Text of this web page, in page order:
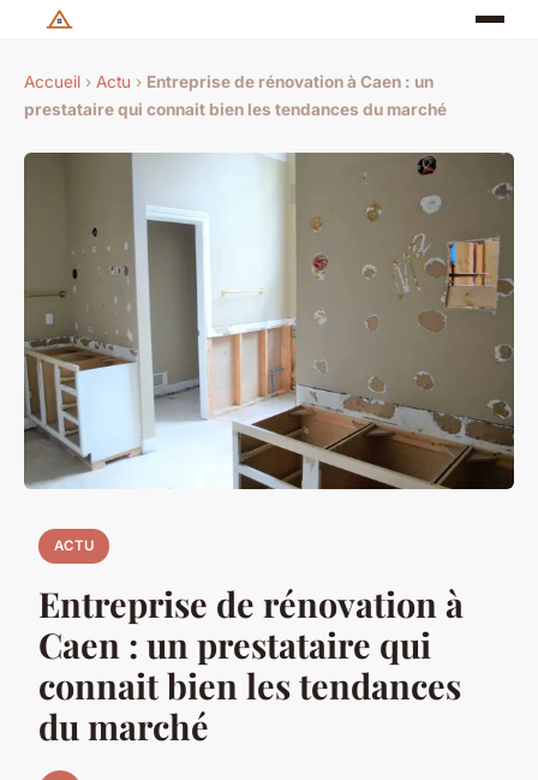
Accueil › Actu › Entreprise de rénovation à Caen : un
prestataire qui connait bien les tendances du marché
ACTU
Entreprise de rénovation à
Caen : un prestataire qui
connait bien les tendances
du marché